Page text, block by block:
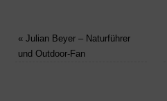
«Julian Beyer – Naturführer
und Outdoor-Fan